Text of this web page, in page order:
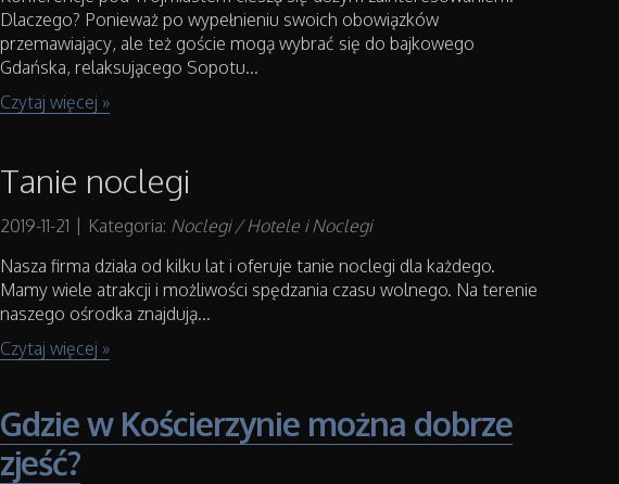
Dlaczego? Ponieważ po wypełnieniu swoich obowiązków
przemawiający, ale też goście mogą wybrać się do bajkowego
Gdańska, relaksującego Sopotu...
Czytaj więcej »
Tanie noclegi
2019-11-21 Kategoria: Noclegi / Hotele i Noclegi
Nasza firma działa od kilku lat i oferuje tanie noclegi dla każdego.
Mamy wiele atrakcji i możliwości spędzania czasu wolnego. Na terenie
naszego ośrodka znajdują...
Czytaj więcej »
Gdzie w Kościerzynie można dobrze
zjeść?